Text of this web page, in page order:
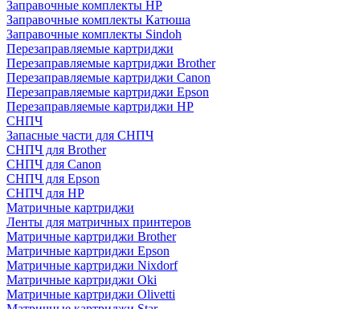
Заправочные комплекты HP
Заправочные комплекты Катюша
Заправочные комплекты Sindoh
Перезаправляемые картриджи
Перезаправляемые картриджи Brother
Перезаправляемые картриджи Canon
Перезаправляемые картриджи Epson
Перезаправляемые картриджи HP
СНПЧ
Запасные части для СНПЧ
СНПЧ для Brother
СНПЧ для Canon
СНПЧ для Epson
СНПЧ для HP
Матричные картриджи
Ленты для матричных принтеров
Матричные картриджи Brother
Матричные картриджи Epson
Матричные картриджи Nixdorf
Матричные картриджи Oki
Матричные картриджи Olivetti